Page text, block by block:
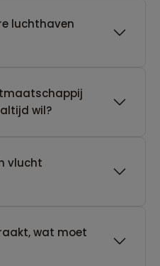
luchthaven
wil?
vlucht
wat moet